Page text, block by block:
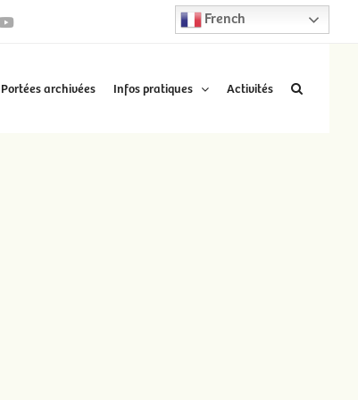
French
Portées archivées Infos pratiques Activités